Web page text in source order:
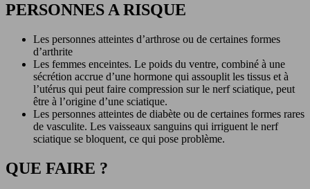
PERSONNES A RISQUE
Les personnes atteintes d’arthrose ou de certaines formes
d’arthrite
Les femmes enceintes. Le poids du ventre, combiné à une
sécrétion accrue d’une hormone qui assouplit les tissus et à
l’utérus qui peut faire compression sur le nerf sciatique, peut
être à l’origine d’une sciatique.
Les personnes atteintes de diabète ou de certaines formes rares
de vasculite. Les vaisseaux sanguins qui irriguent le nerf
sciatique se bloquent, ce qui pose problème.
QUE FAIRE ?